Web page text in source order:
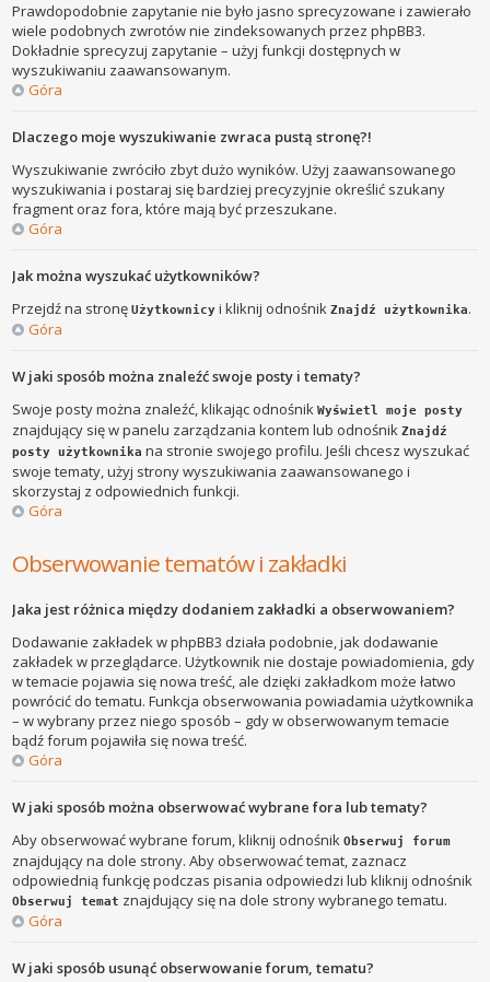
Prawdopodobnie zapytanie nie było jasno sprecyzowane i zawierało
wiele podobnych zwrotów nie zindeksowanych przez phpBB3.
Dokładnie sprecyzuj zapytanie – użyj funkcji dostępnych w
wyszukiwaniu zaawansowanym.
Góra
Dlaczego moje wyszukiwanie zwraca pustą stronę?!
Wyszukiwanie zwróciło zbyt dużo wyników. Użyj zaawansowanego
wyszukiwania i postaraj się bardziej precyzyjnie określić szukany
fragment oraz fora, które mają być przeszukane.
Góra
Jak można wyszukać użytkowników?
Przejdź na stronęUżytkownicy i kliknij odnośnikZnajdź użytkownika.
Góra
W jaki sposób można znaleźć swoje posty i tematy?
Swoje posty można znaleźć, klikając odnośnikWyświetl moje posty
znajdujący się w panelu zarządzania kontem lub odnośnikZnajdź
posty użytkownika na stronie swojego profilu. Jeśli chcesz wyszukać
swoje tematy, użyj strony wyszukiwania zaawansowanego i
skorzystaj z odpowiednich funkcji.
Góra
Obserwowanie tematów i zakładki
Jaka jest różnica między dodaniem zakładki a obserwowaniem?
Dodawanie zakładek w phpBB3 działa podobnie, jak dodawanie
zakładek w przeglądarce. Użytkownik nie dostaje powiadomienia, gdy
w temacie pojawia się nowa treść, ale dzięki zakładkom może łatwo
powrócić do tematu. Funkcja obserwowania powiadamia użytkownika
– w wybrany przez niego sposób – gdy w obserwowanym temacie
bądź forum pojawiła się nowa treść.
Góra
W jaki sposób można obserwować wybrane fora lub tematy?
Aby obserwować wybrane forum, kliknij odnośnikObserwuj forum
znajdujący na dole strony. Aby obserwować temat, zaznacz
odpowiednią funkcję podczas pisania odpowiedzi lub kliknij odnośnik
Obserwuj temat znajdujący się na dole strony wybranego tematu.
Góra
W jaki sposób usunąć obserwowanie forum, tematu?